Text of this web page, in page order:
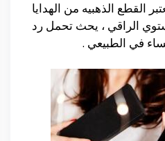
القطع الذهبيه من الهدايا
الراقي ، يحث تحمل رد
في الطبيعي .